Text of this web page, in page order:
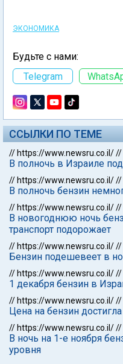
ЭКОНОМИКА
Будьте с нами:
Telegram
ССЫЛКИ ПО ТЕМЕ
// https://www.newsru.co.il///
В полночь в Израиле
// https://www.newsru.co.il///
В полночь бензин
// https://www.newsru.co.il///
В новогоднюю ночь
транспорт подорожает
// https://www.newsru.co.il///
Бензин подешевеет в
// https://www.newsru.co.il///
1 декабря бензин в
// https://www.newsru.co.il///
Цена на бензин
// https://www.newsru.co.il///
В ночь на 1-е ноября
уровня